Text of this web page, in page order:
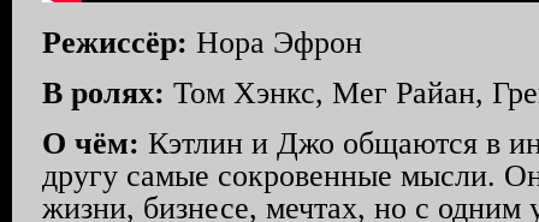
Режиссёр: Нора Эфрон
В ролях: Том Хэнкс, Мег Райан,
О чём: Кэтлин и Джо общаются в
другу самые сокровенные мысли.
жизни, бизнесе, мечтах, но с